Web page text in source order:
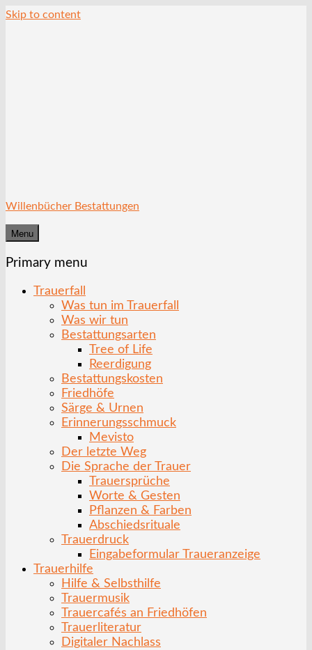
Skip to content
Willenbücher Bestattungen
Menu
Primary menu
Trauerfall
Was tun im Trauerfall
Was wir tun
Bestattungsarten
Tree of Life
Reerdigung
Bestattungskosten
Friedhöfe
Särge & Urnen
Erinnerungsschmuck
Mevisto
Der letzte Weg
Die Sprache der Trauer
Trauersprüche
Worte & Gesten
Pflanzen & Farben
Abschiedsrituale
Trauerdruck
Eingabeformular Traueranzeige
Trauerhilfe
Hilfe & Selbsthilfe
Trauermusik
Trauercafés an Friedhöfen
Trauerliteratur
Digitaler Nachlass